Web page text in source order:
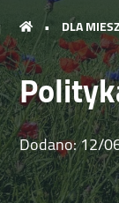
• DLA
Dodano:12/